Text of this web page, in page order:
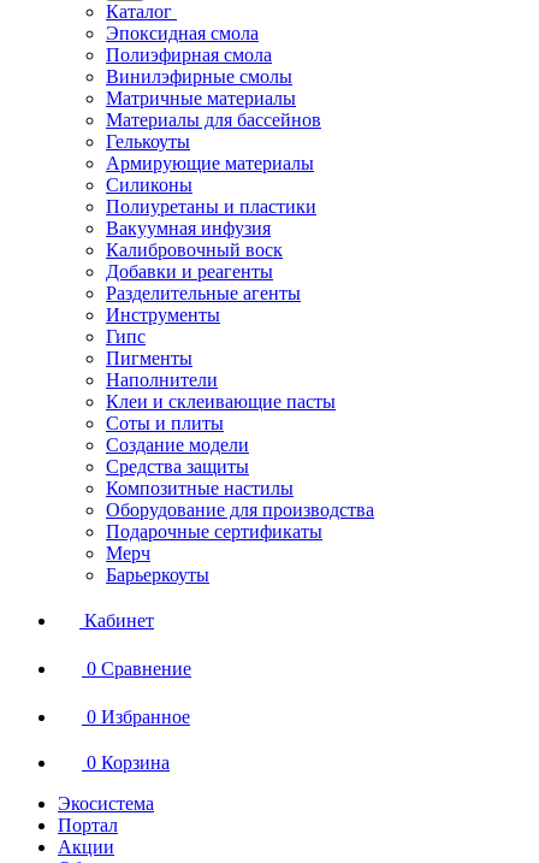
Каталог
Эпоксидная смола
Полиэфирная смола
Винилэфирные смолы
Матричные материалы
Материалы для бассейнов
Гелькоуты
Армирующие материалы
Силиконы
Полиуретаны и пластики
Вакуумная инфузия
Калибровочный воск
Добавки и реагенты
Разделительные агенты
Инструменты
Гипс
Пигменты
Наполнители
Клеи и склеивающие пасты
Соты и плиты
Создание модели
Средства защиты
Композитные настилы
Оборудование для производства
Подарочные сертификаты
Мерч
Барьеркоуты
Кабинет
0 Сравнение
0 Избранное
0 Корзина
Экосистема
Портал
Акции